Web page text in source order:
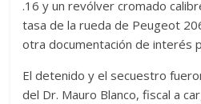
.16 y un revólver cromado
tasa de la rueda de Peugeot
otra documentación de interés
El detenido y el secuestro
del Dr. Mauro Blanco, fiscal a